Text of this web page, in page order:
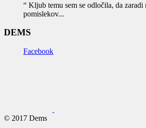
“ Kljub temu sem se odločila, da zaradi
pomislekov...
DEMS
Facebook
© 2017 Dems